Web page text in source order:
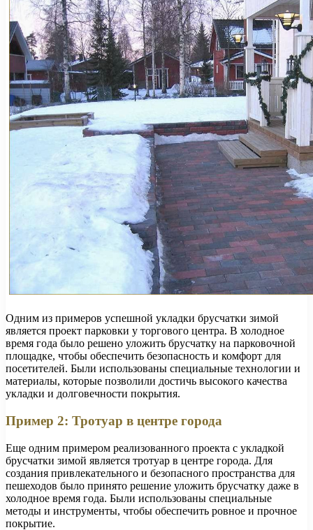
Одним из примеров успешной укладки брусчатки зимой
является проект парковки у торгового центра. В холодное
время года было решено уложить брусчатку на парковочной
площадке, чтобы обеспечить безопасность и комфорт для
посетителей. Были использованы специальные технологии и
материалы, которые позволили достичь высокого качества
укладки и долговечности покрытия.
Пример 2: Тротуар в центре города
Еще одним примером реализованного проекта с укладкой
брусчатки зимой является тротуар в центре города. Для
создания привлекательного и безопасного пространства для
пешеходов было принято решение уложить брусчатку даже в
холодное время года. Были использованы специальные
методы и инструменты, чтобы обеспечить ровное и прочное
покрытие.